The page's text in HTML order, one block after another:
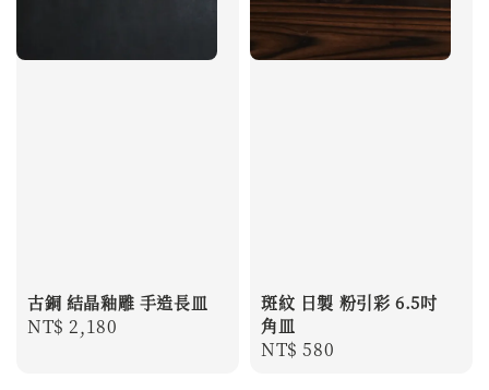
古銅 結晶釉雕 手造長皿
Regular
NT$ 2,180
斑紋 日製 粉引彩 6.5吋
角皿
Regular
NT$ 580